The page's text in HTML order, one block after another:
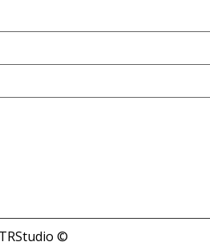
© All Rights Reserved to TRStudio